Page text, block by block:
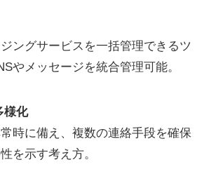
ングサービスを一括管理できるツ
やメッセージを統合管理可能。
様化
時に備え、複数の連絡手段を確保
を示す考え方。